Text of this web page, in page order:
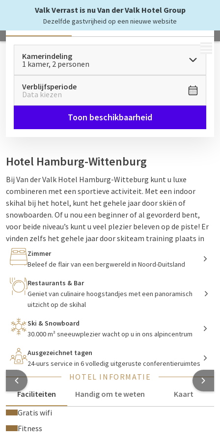
Valk Verrast is nu Van der Valk Hotel Group
Dezelfde gastvrijheid op een nieuwe website
MENU
Alle Kamers & Suites Appartementen
Kamerindeling
1 kamer, 2 personen
Verblijfsperiode
Data kiezen
Toon beschikbaarheid
Hotel Hamburg-Wittenburg
Bij Van der Valk Hotel Hamburg-Witteburg kunt u luxe
combineren met een sportieve activiteit. Met een indoor
skihal bij het hotel, kunt het gehele jaar door skiën of
snowboarden. Of u nou een beginner of al gevorderd bent,
voor beide niveau’s kunt u veel plezier beleven op de piste! Er
vinden zelfs het gehele jaar door skiteam training plaats in
deze bijzonder skihal!
Hotel Hamburg-Witteburg is het grootste overdekte sneeuw-
en recreatiepark van Europa in Noord-Duitsland en is direct
gelegen aan de A24 in Mecklenburg-Voorpommeren. Er is
genoeg te beleven rondom het hotel. Breng bijvoorbeeld een
U vindt verschillende bezienswaardigheden op een paar
minuten afstand van het hotel.
Overnachten in Hotel Hamburg-
Witteburg
Het hotel beschikt over 124 ruime en comfortabel
helemaal tot rust te komen. Zo heeft u de mogelijk om te
Zimmer
Beleef de flair van een bergwereld in Noord-Duitsland
Restaurants & Bar
Geniet van culinaire hoogstandjes met een panoramisch
uitzicht op de skihal
Ski & Snowboard
30.000 m² sneeuwplezier wacht op u in ons alpincentrum
Ausgezeichnet tagen
24-uurs service in 6 volledig uitgeruste conferentieruimtes
HOTEL INFORMATIE
Faciliteiten
Handig om te weten
Kaart
Gratis wifi
Fitness